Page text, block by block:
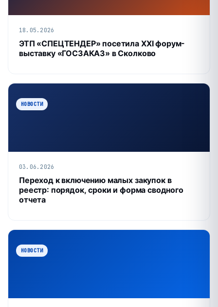
18.05.2026
ЭТП «СПЕЦТЕНДЕР» посетила XXI форум-
выставку «ГОСЗАКАЗ» в Сколково
НОВОСТИ
03.06.2026
Переход к включению малых закупок в
реестр: порядок, сроки и форма сводного
отчета
НОВОСТИ